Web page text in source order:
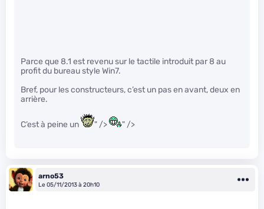
Parce que 8.1 est revenu sur le tactile introduit par 8 au
profit du bureau style Win7.
Bref, pour les constructeurs, c’est un pas en avant, deux en
arrière.
C’est à peine un " /> " />
arno53
Le 05/11/2013 à 20h10